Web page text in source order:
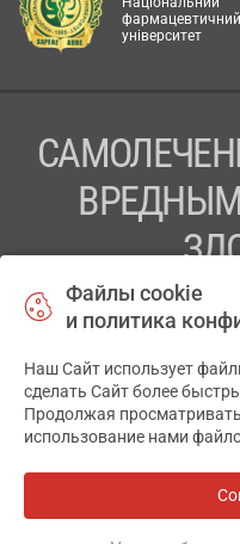
фармацевтичний
університет
ПЕРЕД
ТОВ «АПТЕКА
Отказ от
Файлы cookie
и политика
Наш Сайт использует
сделать Сайт более
Продолжая
использование нами